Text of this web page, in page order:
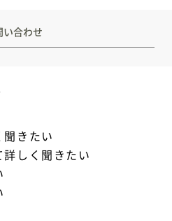
合わせ
きたい
しく聞きたい